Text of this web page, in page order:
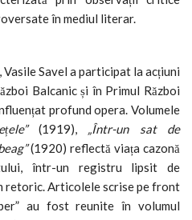
în mediul literar.
Savel a participat la acțiuni
Balcanic și în Primul Război
profund opera. Volumele
(1919), „Într-un sat de
(1920) reflectă viața cazonă
într-un registru lipsit de
retoric. Articolele scrise pe front
au fost reunite în volumul